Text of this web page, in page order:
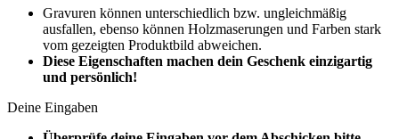
Gravuren können unterschiedlich bzw. ungleichmäßig
ausfallen, ebenso können Holzmaserungen und Farben stark
vom gezeigten Produktbild abweichen.
Diese Eigenschaften machen dein Geschenk einzigartig
und persönlich!
Deine Eingaben